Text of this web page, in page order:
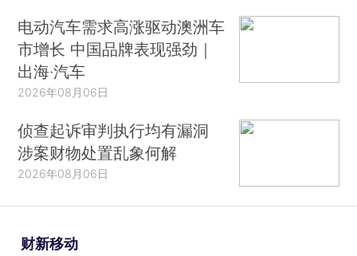
电动汽车需求高涨驱动澳洲车
市增长 中国品牌表现强劲｜
出海·汽车
2026年08月06日
侦查起诉审判执行均有漏洞
涉案财物处置乱象何解
2026年08月06日
财新移动